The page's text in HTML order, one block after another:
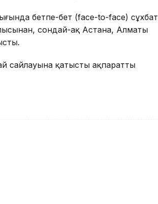
бетпе-бет (face-to-face) сұхбат
сондай-ақ Астана, Алматы
сайлауына қатысты ақпаратты